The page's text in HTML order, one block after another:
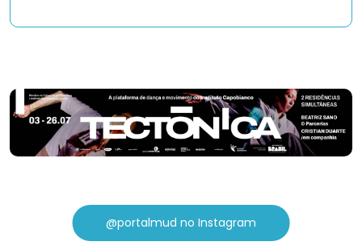
@portalmud no Instagram